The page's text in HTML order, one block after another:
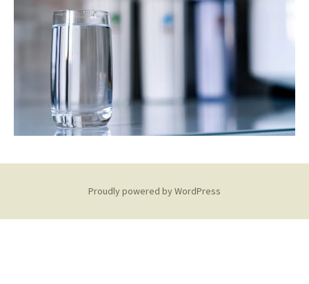
Proudly powered by WordPress